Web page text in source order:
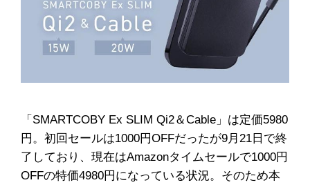
「SMARTCOBY Ex SLIM Qi2＆Cable」は定価5980
円。初回セールは1000円OFFだったが9月21日で終
了しており、現在はAmazonタイムセールで1000円
OFFの特価4980円になっている状況。そのため本